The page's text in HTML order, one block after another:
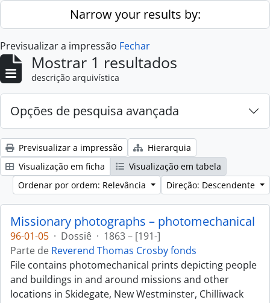
Skip to main contentNarrow your results by:
Previsualizar a impressão Fechar
Mostrar 1 resultados
descrição arquivística
Opções de pesquisa avançada
Previsualizar a impressão
Hierarquia
Visualização em ficha
Visualização em tabela
Ordenar por ordem: Relevância
Direção: Descendente
Missionary photographs – photomechanical
96-01-05 · Dossiê · 1863 – [191-]
Parte de Reverend Thomas Crosby fonds
File contains photomechanical prints depicting people
and buildings in and around missions and other
locations in Skidegate, New Westminster, Chilliwack